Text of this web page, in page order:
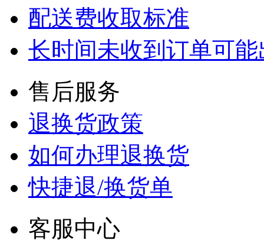
配送费收取标准
长时间未收到订单可
售后服务
退换货政策
如何办理退换货
快捷退/换货单
客服中心